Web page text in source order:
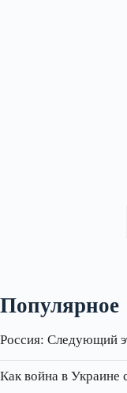
Популярное
Россия: Следующий
Как война в Украине